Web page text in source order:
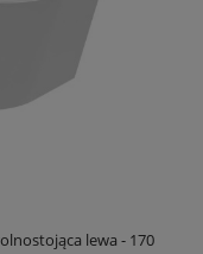
lewa - 170